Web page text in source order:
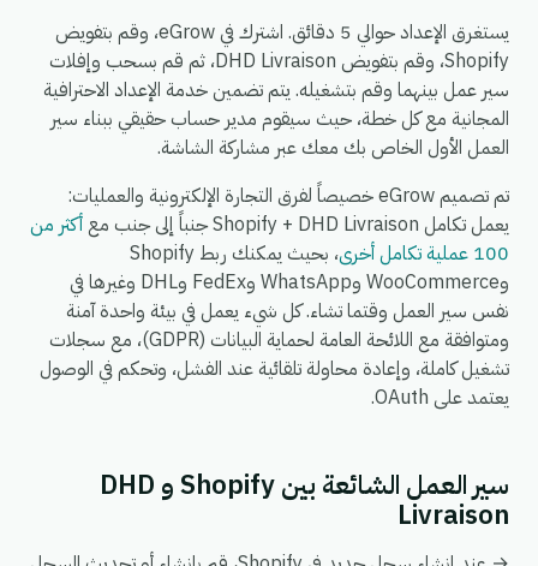
يستغرق الإعداد حوالي 5 دقائق. اشترك في eGrow، وقم بتفويض
Shopify، وقم بتفويض DHD Livraison، ثم قم بسحب وإفلات
سير عمل بينهما وقم بتشغيله. يتم تضمين خدمة الإعداد الاحترافية
المجانية مع كل خطة، حيث سيقوم مدير حساب حقيقي ببناء سير
العمل الأول الخاص بك معك عبر مشاركة الشاشة.
تم تصميم eGrow خصيصاً لفرق التجارة الإلكترونية والعمليات:
يعمل تكامل Shopify + DHD Livraison جنباً إلى جنب مع
أكثر من
100 عملية تكامل أخرى
، بحيث يمكنك ربط Shopify
وWooCommerce وWhatsApp وFedEx وDHL وغيرها في
نفس سير العمل وقتما تشاء. كل شيء يعمل في بيئة واحدة آمنة
ومتوافقة مع اللائحة العامة لحماية البيانات (GDPR)، مع سجلات
تشغيل كاملة، وإعادة محاولة تلقائية عند الفشل، وتحكم في الوصول
يعتمد على OAuth.
سير العمل الشائعة بين Shopify و DHD
Livraison